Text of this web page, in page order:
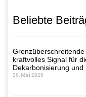
Beliebte
kraftvolles Signal für
Dekarbonisierung
26. Mai 2026